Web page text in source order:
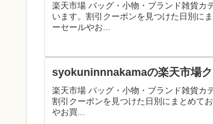
楽天市場 バッグ・小物・ブランド雑貨カ
います。割引クーポンを見つけた日別に
ーセールやお...
syokuninnnakamaの楽天市場
楽天市場 バッグ・小物・ブランド雑貨カ
割引クーポンを見つけた日別にまとめて
やお買...